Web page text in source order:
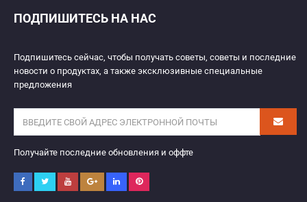
ПОДПИШИТЕСЬ НА НАС
Подпишитесь сейчас, чтобы получать советы, советы и последние
новости о продуктах, а также эксклюзивные специальные
предложения
Получайте последние обновления и оффте